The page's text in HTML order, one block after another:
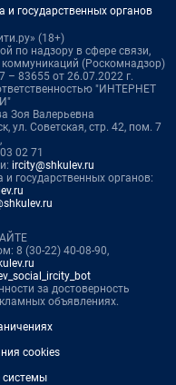
государственных органов
(18+)
по надзору в сфере связи,
(Роскомнадзор)
83655 от 26.07.2022 г.
"ИНТЕРНЕТ
Зоя Валерьевна
ул. Советская, стр. 42, пом. 7
02 71
ircity@shkulev.ru
государственных органов:
8 (30-22) 40-08-90,
за достоверность
объявлениях.
cookies
системы